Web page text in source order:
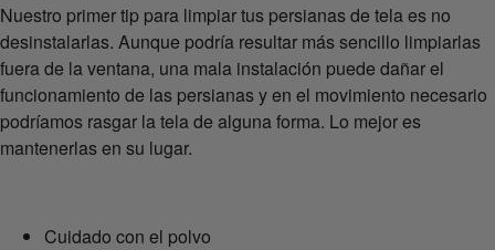
Nuestro primer tip para limpiar tus persianas de tela es no
desinstalarlas. Aunque podría resultar más sencillo limpiarlas
fuera de la ventana, una mala instalación puede dañar el
funcionamiento de las persianas y en el movimiento necesario
podríamos rasgar la tela de alguna forma. Lo mejor es
mantenerlas en su lugar.
Cuidado con el polvo